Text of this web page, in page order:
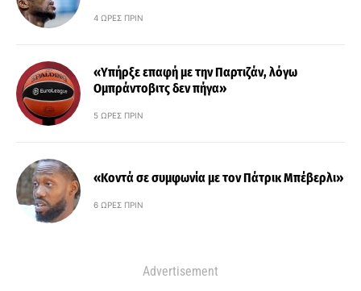
4 ΏΡΕΣ ΠΡΙΝ
«Υπήρξε επαφή με την Παρτιζάν, λόγω
Ομπράντοβιτς δεν πήγα»
5 ΏΡΕΣ ΠΡΙΝ
«Κοντά σε συμφωνία με τον Πάτρικ Μπέβερλι»
6 ΏΡΕΣ ΠΡΙΝ
Advertisement